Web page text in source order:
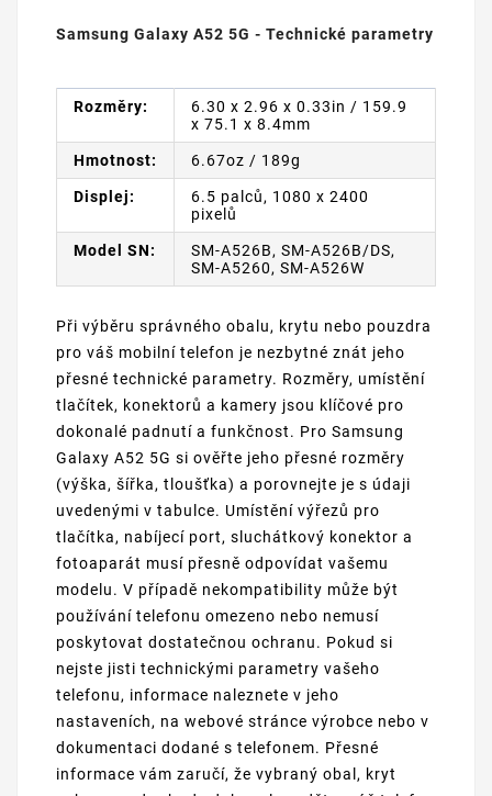
Samsung Galaxy A52 5G - Technické parametry
Rozměry:
6.30 x 2.96 x 0.33in / 159.9
x 75.1 x 8.4mm
Hmotnost: 6.67oz / 189g
Displej:
6.5 palců, 1080 x 2400
pixelů
Model SN:
SM-A526B, SM-A526B/DS,
SM-A5260, SM-A526W
Při výběru správného obalu, krytu nebo pouzdra
pro váš mobilní telefon je nezbytné znát jeho
přesné technické parametry. Rozměry, umístění
tlačítek, konektorů a kamery jsou klíčové pro
dokonalé padnutí a funkčnost. Pro Samsung
Galaxy A52 5G si ověřte jeho přesné rozměry
(výška, šířka, tloušťka) a porovnejte je s údaji
uvedenými v tabulce. Umístění výřezů pro
tlačítka, nabíjecí port, sluchátkový konektor a
fotoaparát musí přesně odpovídat vašemu
modelu. V případě nekompatibility může být
používání telefonu omezeno nebo nemusí
poskytovat dostatečnou ochranu. Pokud si
nejste jisti technickými parametry vašeho
telefonu, informace naleznete v jeho
nastaveních, na webové stránce výrobce nebo v
dokumentaci dodané s telefonem. Přesné
informace vám zaručí, že vybraný obal, kryt